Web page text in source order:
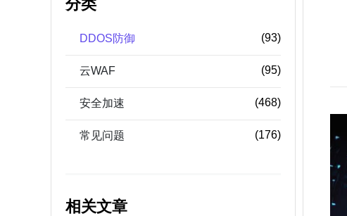
分类
DDOS防御 (93)
云WAF (95)
安全加速 (468)
常见问题 (176)
相关文章